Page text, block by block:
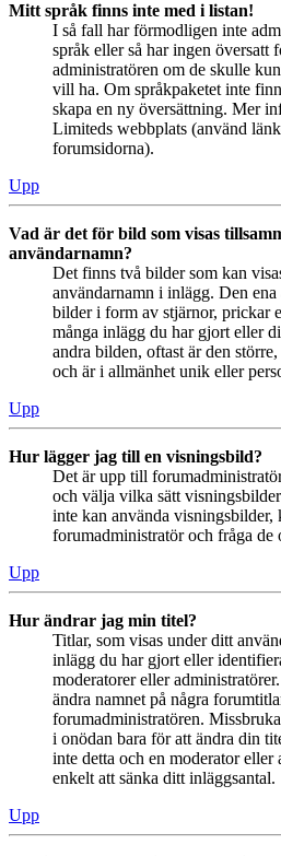
Mitt språk finns inte med i listan!
I så fall har förmodligen inte
språk eller så har ingen översatt
administratören om de skulle
vill ha. Om språkpaketet inte
skapa en ny översättning. Mer
Limiteds webbplats (använd
forumsidorna).
Upp
Vad är det för bild som visas
användarnamn?
Det finns två bilder som kan
användarnamn i inlägg. Den
bilder i form av stjärnor, prickar
många inlägg du har gjort eller
andra bilden, oftast är den
och är i allmänhet unik eller
Upp
Hur lägger jag till en visningsbild?
Det är upp till
och välja vilka sätt
inte kan använda visningsbilder,
forumadministratör och fråga de
Upp
Hur ändrar jag min titel?
Titlar, som visas under ditt
inlägg du har gjort eller
moderatorer eller
ändra namnet på några
forumadministratören.
i onödan bara för att ändra din
inte detta och en moderator
enkelt att sänka ditt inläggsantal.
Upp